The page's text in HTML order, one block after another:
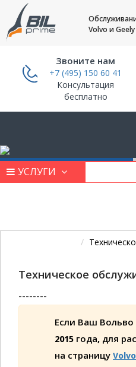
Volvo и Geely
Звоните нам
+7 (495) 150 60 41
Консультация
бесплатно
УСЛУГИ
Техническое
--------
Если Ваш Вольво
2015 года, для
на страницу